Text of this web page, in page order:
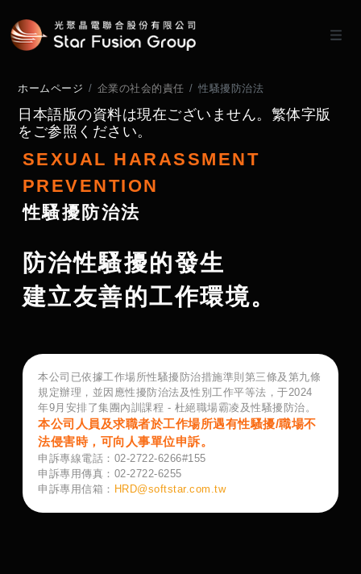
ホームページ 企業の社会的責任 性騷擾防治法
日本語版の資料は現在ございません。繁体字版
をご参照ください。
SEXUAL HARASSMENT
PREVENTION
性騷擾防治法
防治性騷擾的發生
建立友善的工作環境。
本公司已依據工作場所性騷擾防治措施準則第三條及第九條
規定辦理，並因應性擾防治法及性別工作平等法，于2024
年9月安排了集團內訓課程 - 杜絕職場霸凌及性騷擾防治。
本公司人員及求職者於工作場所遇有性騷擾/職場不
法侵害時，可向人事單位申訴。
申訴專線電話：02-2722-6266#155
申訴專用傳真：02-2722-6255
申訴專用信箱： HRD@softstar.com.tw